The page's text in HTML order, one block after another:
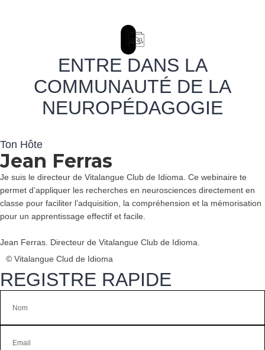
ENTRE DANS LA
COMMUNAUTÉ DE LA
NEUROPÉDAGOGIE
Jean Ferras. Directeur de Vitalangue Club de Idioma.
Ton Hôte
Jean Ferras
Je suis le directeur de Vitalangue Club de Idioma. Ce webinaire te
permet d’appliquer les recherches en neurosciences directement en
classe pour faciliter l’adquisition, la compréhension et la mémorisation
pour un apprentissage effectif et facile.
© Vitalangue Clud de Idioma
REGISTRE RAPIDE